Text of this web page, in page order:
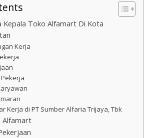
Kepala Toko Alfamart Di Kota
Kerja
Kerja di PT Sumber Alfaria Trijaya, Tbk
Alfamart